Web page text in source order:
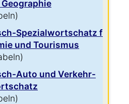
Spezialwortschatz für
und Tourismus
Auto und Verkehr-